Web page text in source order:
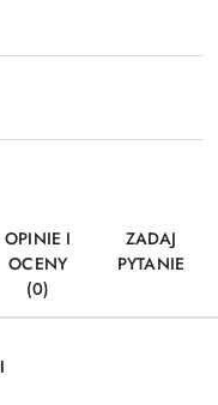
OPINIE I
OCENY
(0)
ZADAJ
PYTANIE